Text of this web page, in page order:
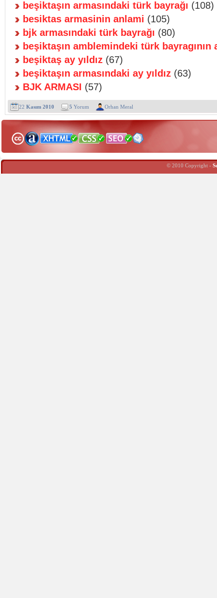
beşiktaşın armasındaki türk bayrağı (108)
besiktas armasinin anlami (105)
bjk armasındaki türk bayrağı (80)
beşiktaşın amblemindeki türk bayragının
beşiktaş ay yıldız (67)
beşiktaşın armasındaki ay yıldız (63)
BJK ARMASI (57)
22 Kasım 2010 5 Yorum Orhan Meral
© 2010 Copyright -